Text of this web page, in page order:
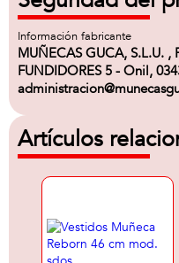
Información fabricante
MUÑECAS GUCA, S.L.U.
FUNDIDORES 5 - Onil,
Artículos